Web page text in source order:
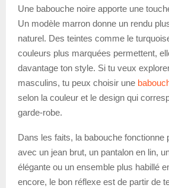
Une babouche noire apporte une
Un modèle marron donne un rendu
naturel. Des teintes comme le
couleurs plus marquées permettent,
davantage ton style. Si tu veux
masculins, tu peux choisir une
selon la couleur et le design qui
garde-robe.
Dans les faits, la babouche fonctionne
avec un jean brut, un pantalon en lin,
élégante ou un ensemble plus habillé
encore, le bon réflexe est de partir de